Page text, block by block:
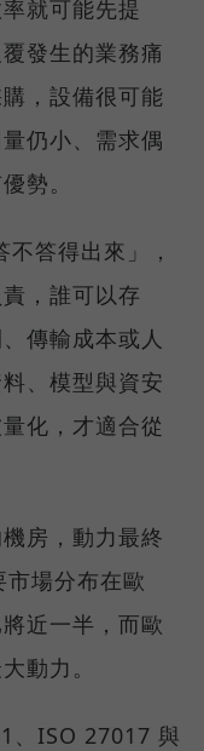
就可能先提
發生的業務痛
，設備很可能
仍小、需求偶
勢。
答得出來」，
，誰可以存
傳輸成本或人
、模型與資安
化，才適合從
房，動力最終
場分布在歐
近一半，而歐
動力。
、ISO 27017 與